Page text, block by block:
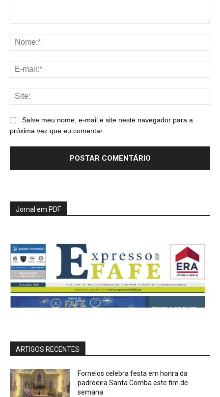
Salve meu nome, e-mail e site neste navegador para a
próxima vez que eu comentar.
Jornal em PDF
ARTIGOS RECENTES
Fornelos celebra festa em honra da
padroeira Santa Comba este fim de
semana